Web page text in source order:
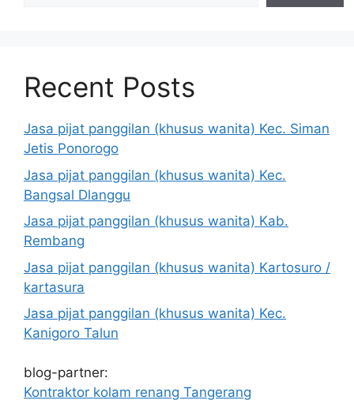
Recent Posts
Jasa pijat panggilan (khusus wanita) Kec. Siman
Jetis Ponorogo
Jasa pijat panggilan (khusus wanita) Kec.
Bangsal Dlanggu
Jasa pijat panggilan (khusus wanita) Kab.
Rembang
Jasa pijat panggilan (khusus wanita) Kartosuro /
kartasura
Jasa pijat panggilan (khusus wanita) Kec.
Kanigoro Talun
blog-partner:
Kontraktor kolam renang Tangerang